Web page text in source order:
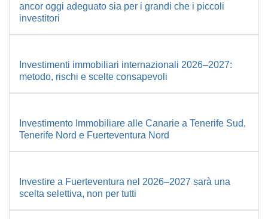
ancor oggi adeguato sia per i grandi che i piccoli
investitori
Investimenti immobiliari internazionali 2026–2027:
metodo, rischi e scelte consapevoli
Investimento Immobiliare alle Canarie a Tenerife Sud,
Tenerife Nord e Fuerteventura Nord
Investire a Fuerteventura nel 2026–2027 sarà una
scelta selettiva, non per tutti